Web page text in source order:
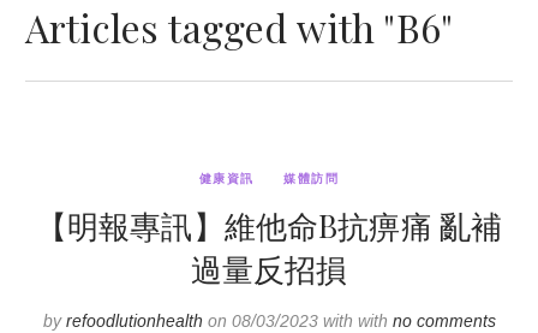
Articles tagged with "B6"
健康資訊 媒體訪問
【明報專訊】維他命B抗痹痛 亂補
過量反招損
byrefoodlutionhealth on 08/03/2023 with with no comments